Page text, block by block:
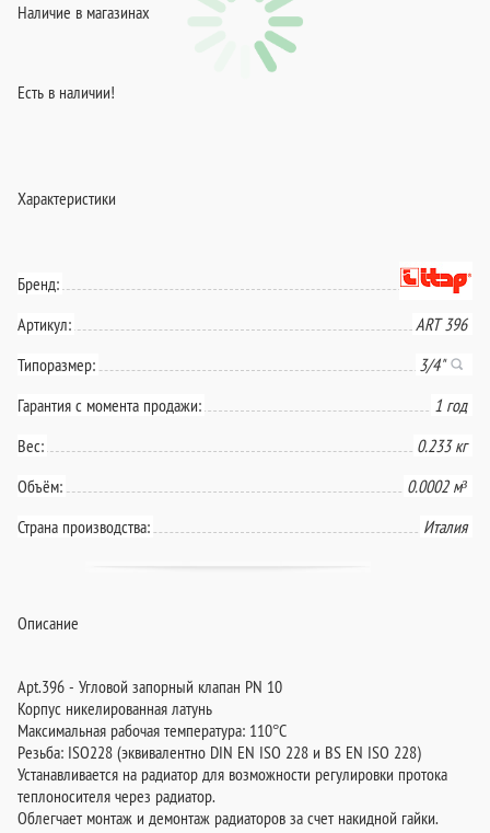
Наличие в магазинах
Есть в наличии!
Характеристики
Бренд:
Артикул:
ART 396
Типоразмер:
3/4"
Гарантия с момента продажи:
1 год
Вес:
0.233 кг
Объём:
0.0002 м³
Страна производства:
Италия
Описание
Apt.396 - Угловой запорный клапан PN 10
Корпус никелированная латунь
Максимальная рабочая температура: 110°C
Резьба: ISO228 (эквивалентно DIN EN ISO 228 и BS EN ISO 228)
Устанавливается на радиатор для возможности регулировки протока
теплоносителя через радиатор.
Облегчает монтаж и демонтаж радиаторов за счет накидной гайки.